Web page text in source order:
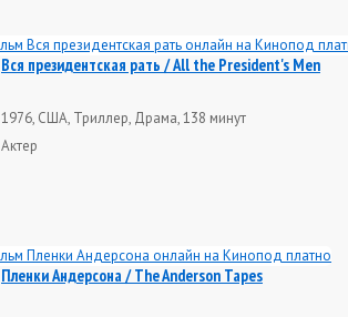
Вся президентская рать / All the President's Men
1976, США, Триллер, Драма, 138 минут
Актер
Пленки Андерсона / The Anderson Tapes